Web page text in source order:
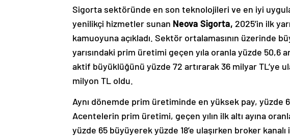
Sigorta sektöründe en son teknolojileri ve en iyi
yenilikçi hizmetler sunan Neova Sigorta, 2025’in ilk
kamuoyuna açıkladı. Sektör ortalamasının üzerinde
yarısındaki prim üretimi geçen yıla oranla yüzde 50,6
aktif büyüklüğünü yüzde 72 artırarak 36 milyar TL’ye
milyon TL oldu.
Aynı dönemde prim üretiminde en yüksek pay, yüzde
Acentelerin prim üretimi, geçen yılın ilk altı ayına
yüzde 65 büyüyerek yüzde 18’e ulaşırken broker